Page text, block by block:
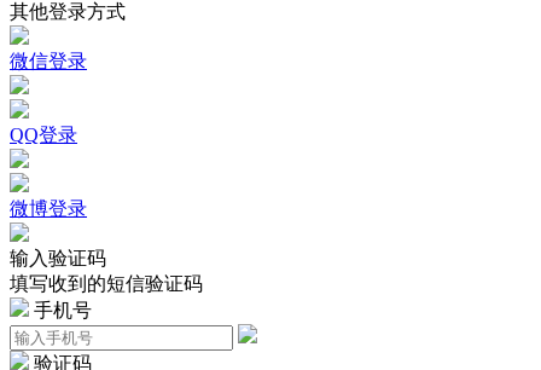
其他登录方式
微信登录
QQ登录
微博登录
输入验证码
填写收到的短信验证码
手机号
验证码